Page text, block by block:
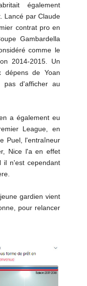
également
Lancé par Claude
contrat pro en
Gambardella
comme le
2014-2015. Un
dépens de Yoan
pas d'afficher au
a également eu
League, en
Puel, l'entraîneur
Nice l'a en effet
il n'est cependant
gardien vient
pour relancer